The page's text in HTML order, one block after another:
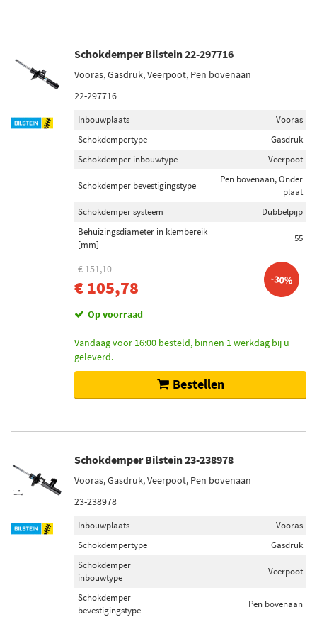
Schokdemper Bilstein 22-297716
Vooras, Gasdruk, Veerpoot, Pen bovenaan
22-297716
Inbouwplaats
Vooras
Schokdempertype
Gasdruk
Schokdemper inbouwtype
Veerpoot
Schokdemper bevestigingstype
Pen bovenaan, Onder
plaat
Schokdemper systeem
Dubbelpijp
Behuizingsdiameter in klembereik
[mm]
55
€ 151,10
€ 105,78 -30%
Op voorraad
Vandaag voor 16:00 besteld, binnen 1 werkdag bij u
geleverd.
Bestellen
Schokdemper Bilstein 23-238978
Vooras, Gasdruk, Veerpoot, Pen bovenaan
23-238978
Inbouwplaats
Vooras
Schokdempertype
Gasdruk
Schokdemper
inbouwtype
Veerpoot
Schokdemper
bevestigingstype
Pen bovenaan